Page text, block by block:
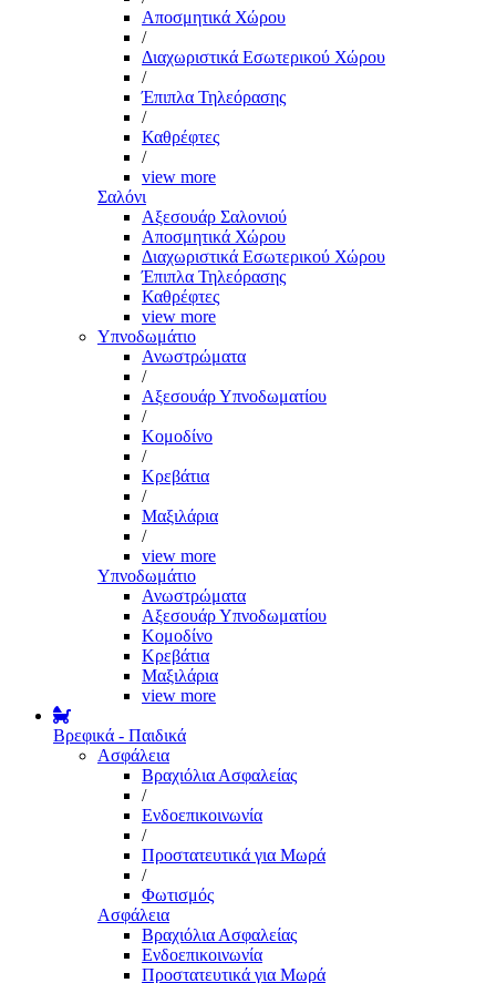
Αποσμητικά Χώρου
/
Διαχωριστικά Εσωτερικού Χώρου
/
Έπιπλα Τηλεόρασης
/
Καθρέφτες
/
view more
Σαλόνι
Αξεσουάρ Σαλονιού
Αποσμητικά Χώρου
Διαχωριστικά Εσωτερικού Χώρου
Έπιπλα Τηλεόρασης
Καθρέφτες
view more
Υπνοδωμάτιο
Ανωστρώματα
/
Αξεσουάρ Υπνοδωματίου
/
Κομοδίνο
/
Κρεβάτια
/
Μαξιλάρια
/
view more
Υπνοδωμάτιο
Ανωστρώματα
Αξεσουάρ Υπνοδωματίου
Κομοδίνο
Κρεβάτια
Μαξιλάρια
view more
Βρεφικά - Παιδικά
Ασφάλεια
Βραχιόλια Ασφαλείας
/
Ενδοεπικοινωνία
/
Προστατευτικά για Μωρά
/
Φωτισμός
Ασφάλεια
Βραχιόλια Ασφαλείας
Ενδοεπικοινωνία
Προστατευτικά για Μωρά